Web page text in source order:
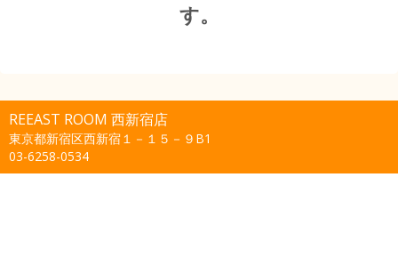
す。
REEAST ROOM 西新宿店
東京都新宿区西新宿１－１５－９B1
03-6258-0534